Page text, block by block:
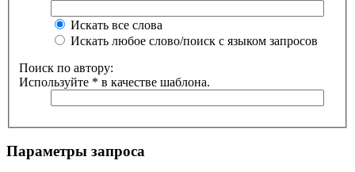
Искать все слова
Искать любое слово/поиск с языком запросов
Поиск по автору:
Используйте * в качестве шаблона.
Параметры запроса